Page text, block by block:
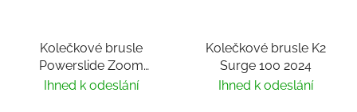
Kolečkové brusle
Powerslide Zoom
Torelli Pro 80
Ihned k odeslání
Kolečkové brusle K2
Surge 100 2024
Ihned k odeslání